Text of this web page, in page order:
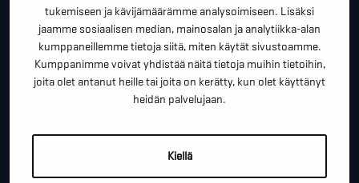
tukemiseen ja kävijämäärämme analysoimiseen. Lisäksi
jaamme sosiaalisen median, mainosalan ja analytiikka-alan
kumppaneillemme tietoja siitä, miten käytät sivustoamme.
Kumppanimme voivat yhdistää näitä tietoja muihin tietoihin,
joita olet antanut heille tai joita on kerätty, kun olet käyttänyt
heidän palvelujaan.
Kiellä
ETUNIMI SUKUNIMI *
PUHELINNUMERO *